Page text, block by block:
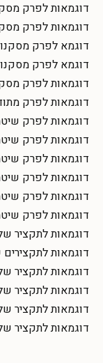
דוגמאות לפרק
דוגמאות לפרק
דוגמא לפרק
דוגמא לפרק
דוגמאות לפרק
דוגמאות לפרק
דוגמאות לפרק
דוגמאות לפרק
דוגמאות לפרק
דוגמאות לפרק
דוגמאות לפרק
דוגמאות לפרק
דוגמאות לתקציר
דוגמאות
דוגמאות לתקציר
דוגמאות לתקציר
דוגמאות לתקציר
דוגמאות לתקציר